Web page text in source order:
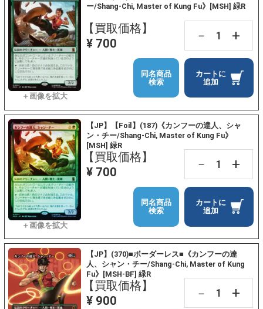
ー/Shang-Chi, Master of Kung Fu》[MSH] 緑R
【買取価格】
¥ 700
－ +
カートに
追加
同名商品
検索
【JP】【Foil】(187)《カンフーの達人、シャ
ン・チー/Shang-Chi, Master of Kung Fu》
[MSH] 緑R
【買取価格】
¥ 700
－ +
カートに
追加
同名商品
検索
【JP】(370)■ボーダーレス■《カンフーの達
人、シャン・チー/Shang-Chi, Master of Kung
Fu》[MSH-BF] 緑R
【買取価格】
¥ 900
－ +